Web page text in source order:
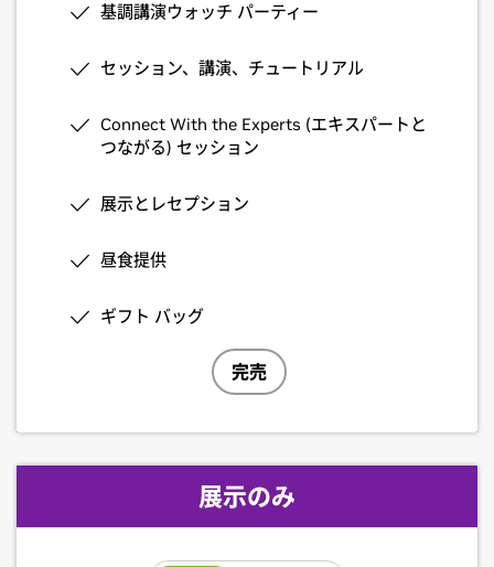
基調講演ウォッチ パーティー
セッション、講演、チュートリアル
Connect With the Experts (エキスパートと
つながる) セッション
展示とレセプション
昼食提供
ギフト バッグ
$1,260
展示のみ